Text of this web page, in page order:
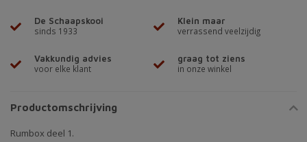
De Schaapskooi
sinds 1933
Klein maar
verrassend veelzijdig
Vakkundig advies
voor elke klant
graag tot ziens
in onze winkel
Productomschrijving
Rumbox deel 1.